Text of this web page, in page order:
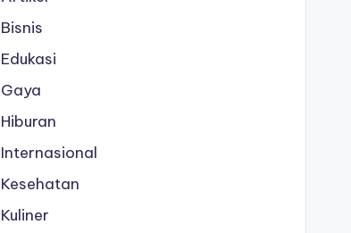
Bisnis
Edukasi
Gaya
Hiburan
Internasional
Kesehatan
Kuliner